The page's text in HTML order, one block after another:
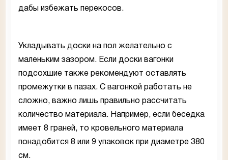
дабы избежать перекосов.
Укладывать доски на пол желательно с
маленьким зазором. Если доски вагонки
подсохшие также рекомендуют оставлять
промежутки в пазах. С вагонкой работать не
сложно, важно лишь правильно рассчитать
количество материала. Например, если беседка
имеет 8 граней, то кровельного материала
понадобится 8 или 9 упаковок при диаметре 380
см.